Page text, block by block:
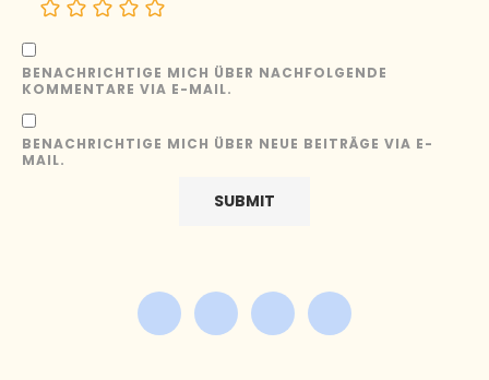
BENACHRICHTIGE MICH ÜBER NACHFOLGENDE
KOMMENTARE VIA E-MAIL.
BENACHRICHTIGE MICH ÜBER NEUE BEITRÄGE VIA E-
MAIL.